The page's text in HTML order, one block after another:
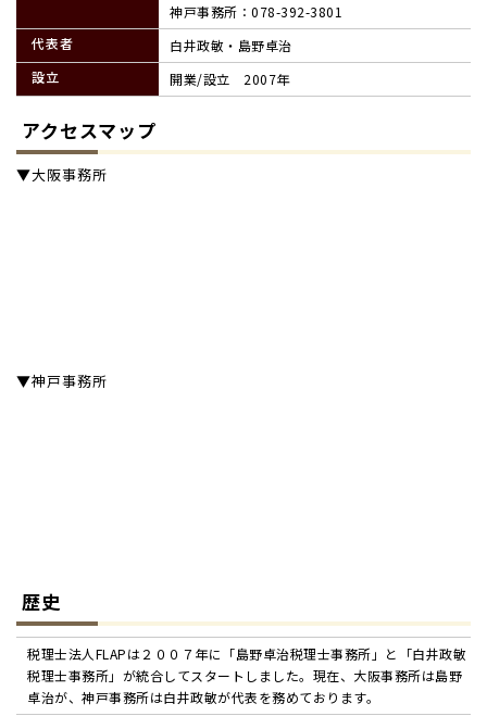
神戸事務所：078-392-3801
代表者
白井政敏・島野卓治
設立
開業/設立 2007年
アクセスマップ
▼大阪事務所
▼神戸事務所
歴史
税理士法人FLAPは２００７年に「島野卓治税理士事務所」と「白井政敏
税理士事務所」が統合してスタートしました。現在、大阪事務所は島野
卓治が、神戸事務所は白井政敏が代表を務めております。